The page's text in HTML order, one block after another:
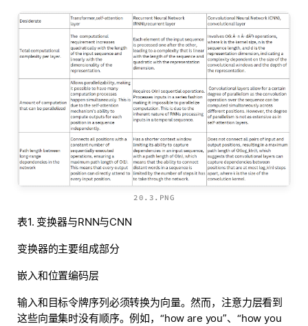
20.3.PNG
表1. 变换器与RNN与CNN
变换器的主要组成部分
嵌入和位置编码层
输入和目标令牌序列必须转换为向量。然而，注意力层看到
这些向量集时没有顺序。例如，“how are you”、“how you